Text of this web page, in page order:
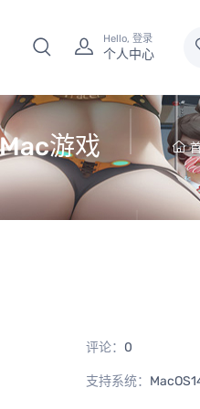
Hello, 登录
个人中心
游戏
评论： 0
支持系统：